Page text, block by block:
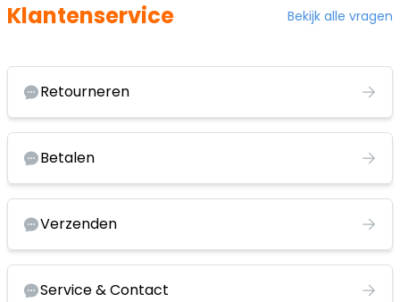
Klantenservice Bekijk alle vragen
Retourneren
Betalen
Verzenden
Service & Contact